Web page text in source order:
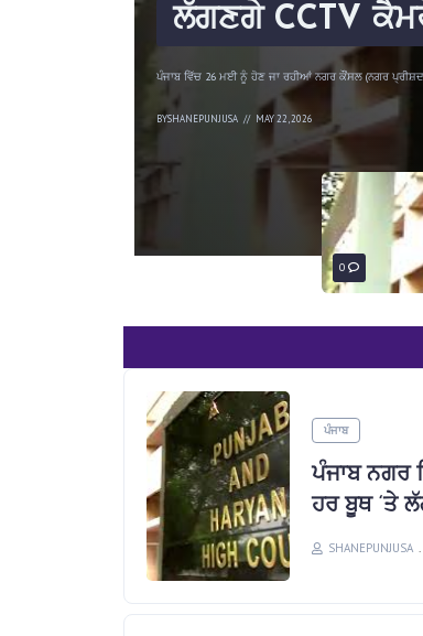
ਲੱਗਣਗੇ CCTV
ਪੰਜਾਬ ਵਿੱਚ 26 ਮਈ ਨੂੰ ਹੋਣ ਜਾ ਰਹੀਆਂ ਨਗਰ ਕੌਂਸਲ (ਨਗਰ
BYSHANEPUNJUSA MAY 22, 2026
0
ਪੰਜਾਬ
ਪੰਜਾਬ ਨਗਰ
ਹਰ ਬੂਥ ‘ਤੇ
SHANEPUNJUSA